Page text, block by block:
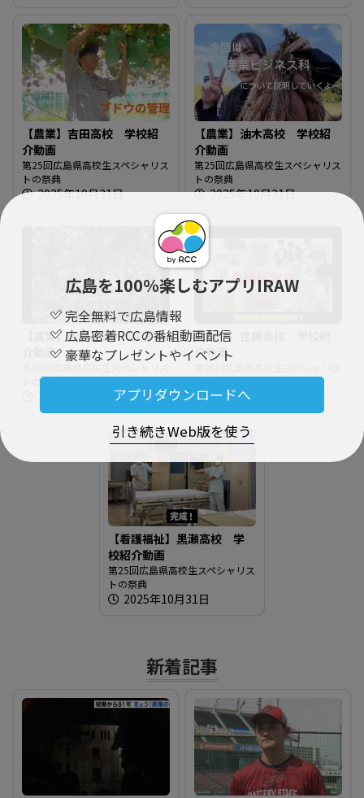
広島を100％楽しむアプリIRAW
完全無料で広島情報
広島密着RCCの番組動画配信
豪華なプレゼントやイベント
アプリダウンロードへ
引き続きWeb版を使う
【農業】吉田高校 学校紹
介動画
第25回広島県高校生スペシャリス
トの祭典
2025年10月31日
【農業】油木高校 学校紹
介動画
第25回広島県高校生スペシャリス
トの祭典
2025年10月31日
【農業】沼南高校 学校紹
介動画
トの祭典
2025年10月31日
【農業】世羅高校 学校紹
介動画
トの祭典
2025年10月31日
【看護福祉】黒瀬高校 学
校紹介動画
第25回広島県高校生スペシャリス
トの祭典
2025年10月31日
新着記事